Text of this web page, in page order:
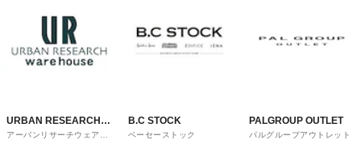
URBAN RESEARCH
ware house
アーバンリサーチウェアハ
B.C STOCK
ベーセーストック
PALGROUP OUTLET
パルグループアウトレット